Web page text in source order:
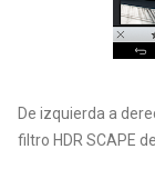
De izquierda a
filtro HDR SCAPE